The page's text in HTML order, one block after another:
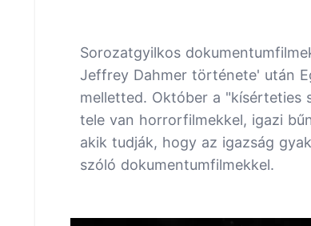
Sorozatgyilkos
Jeffrey Dahmer története' után
melletted. Október a "kísérteties
tele van horrorfilmekkel, igazi
akik tudják, hogy az igazság
szóló dokumentumfilmekkel.